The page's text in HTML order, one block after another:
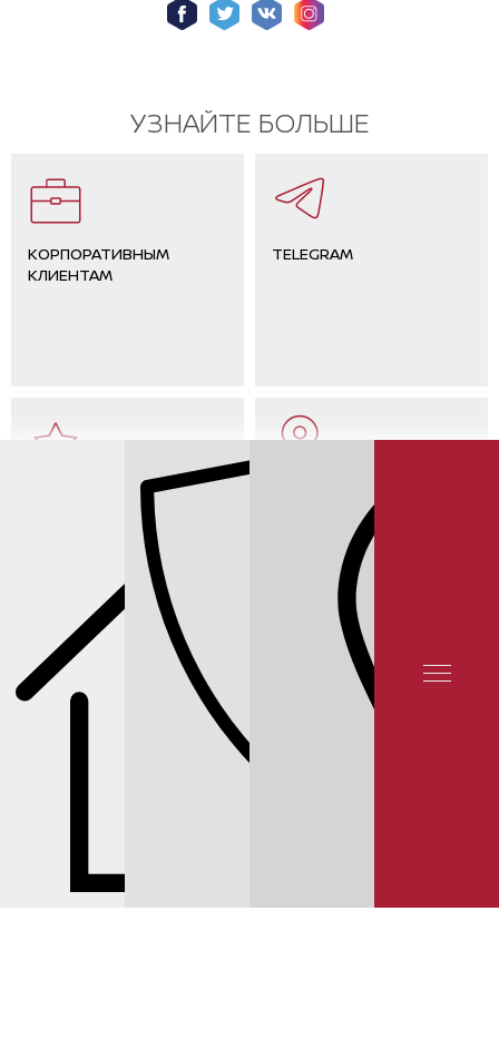
УЗНАЙТЕ БОЛЬШЕ
КОРПОРАТИВНЫМ
КЛИЕНТАМ
TELEGRAM
ОТЗЫВЫ КЛИЕНТОВ
СЕРВИС X-TRAIL
ТОРМОЗНЫХ МЕХАНИЗМОВ NISSAN X-TRAIL T30